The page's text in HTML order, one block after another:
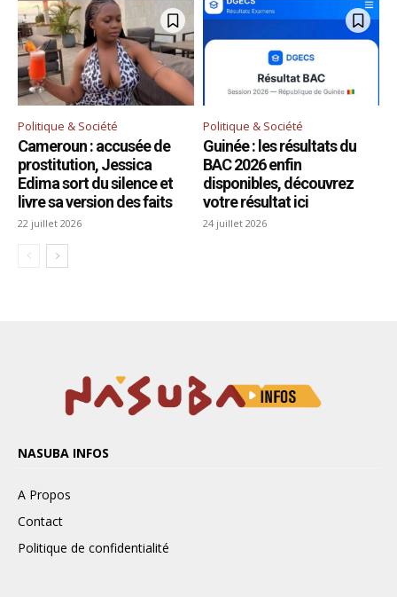
NASUBA INFOS
A Propos
Contact
Politique de confidentialité